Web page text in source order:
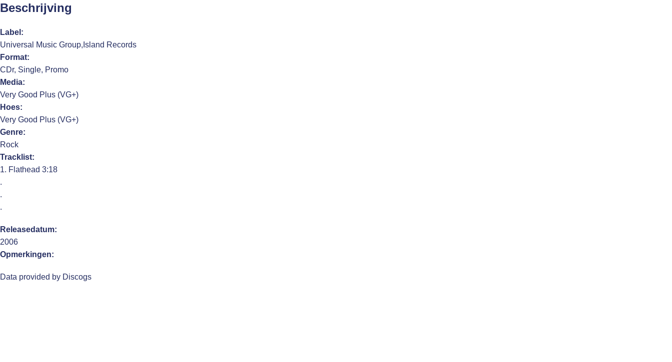
Beschrijving
Label:
Universal Music Group,Island Records
Format:
CDr, Single, Promo
Media:
Very Good Plus (VG+)
Hoes:
Very Good Plus (VG+)
Genre:
Rock
Tracklist:
1. Flathead 3:18
.
.
.
Releasedatum:
2006
Opmerkingen:
Data provided by Discogs